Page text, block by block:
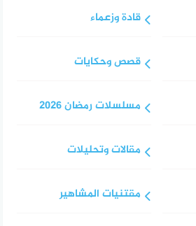
قادة وزعماء
قصص وحكايات
مسلسلات رمضان 2026
مقالات وتحليلات
مقتنيات المشاهير